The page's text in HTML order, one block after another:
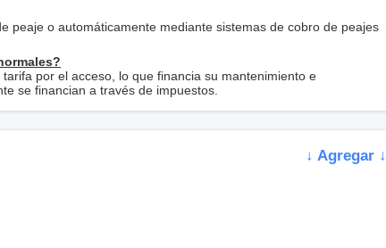
peaje o automáticamente mediante sistemas de cobro de peajes
por el acceso, lo que financia su mantenimiento e
se financian a través de impuestos.
↓ Agregar ↓